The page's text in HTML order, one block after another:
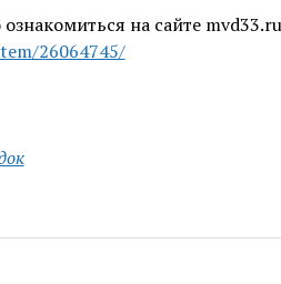
на сайте
26064745/